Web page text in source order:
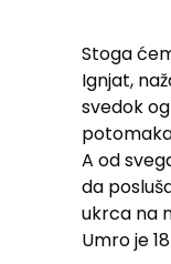
Stoga
Ignjat,
svedok
A od
da
ukrca na
Umro je